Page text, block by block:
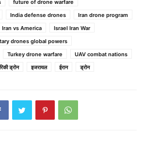
future of drone warfare
India defense drones
Iran drone program
Iran vs America
Israel Iran War
drones global powers
Turkey drone warfare
UAV combat nations
ड्रोन इजरायल ईरान ड्रोन